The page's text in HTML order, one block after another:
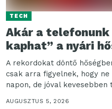
TECH
Akár a
kaphat” a nyári
A rekordokat döntő
csak arra figyelnek, hogy
napon, de jóval kevesebben
AUGUSZTUS 5, 2026